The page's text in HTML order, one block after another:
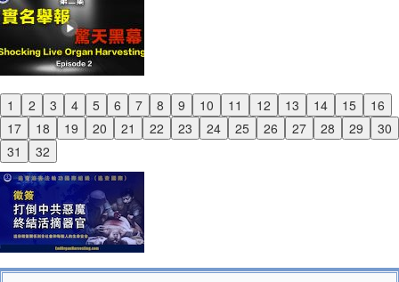
1 2 3 4 5 6 7 8 9 10 11 12 13 14 15
16
17
18 19 20 21 22 23 24 25 26 27 28 29
30
31
32
Previous
Next